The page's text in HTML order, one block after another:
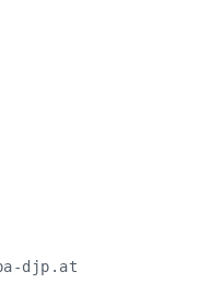
djp.at